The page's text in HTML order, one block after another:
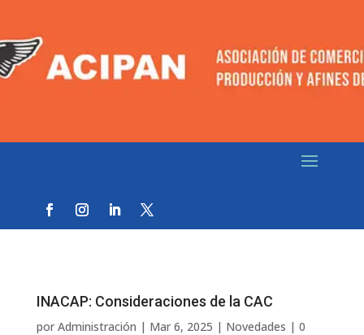
INACAP: Consideraciones de la CAC
por Administración | Mar 6, 2025 | Novedades | 0